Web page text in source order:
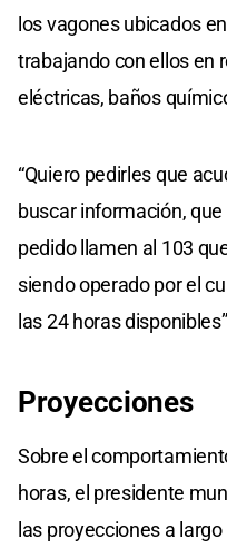
los vagones ubicados
trabajando con ellos en
eléctricas, baños
“Quiero pedirles que
buscar información,
pedido llamen al 103
siendo operado por el
las 24 horas
Proyecciones
Sobre el
horas, el presidente
las proyecciones a